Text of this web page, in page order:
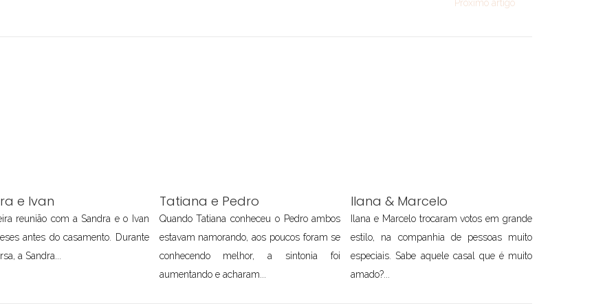
Próximo artigo
e Ivan
reunião com a Sandra e o Ivan
antes do casamento. Durante
a Sandra...
Tatiana e Pedro
Quando Tatiana conheceu o Pedro ambos
estavam namorando, aos poucos foram se
conhecendo melhor, a sintonia foi
aumentando e acharam...
Ilana & Marcelo
Ilana e Marcelo trocaram votos em grande
estilo, na companhia de pessoas muito
especiais. Sabe aquele casal que é muito
amado?...